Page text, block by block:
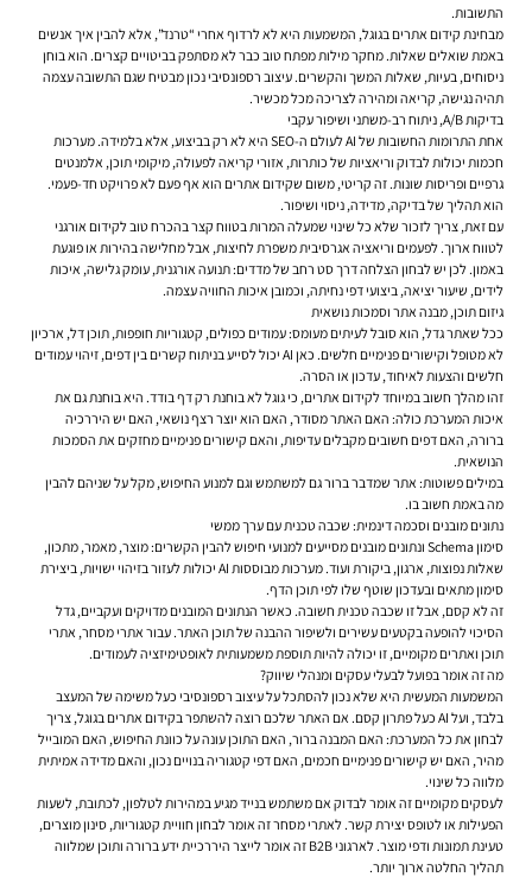
התשובות.
מבחינת קידום אתרים בגוגל, המשמעות היא לא לרדוף אחרי “טרנד”, אלא להבין איך אנשים
באמת שואלים שאלות. מחקר מילות מפתח טוב כבר לא מסתפק בביטויים קצרים. הוא בוחן
ניסוחים, בעיות, שאלות המשך והקשרים. עיצוב רספונסיבי נכון מבטיח שגם התשובה עצמה
תהיה נגישה, קריאה ומהירה לצריכה מכל מכשיר.
בדיקות A/B, ניתוח רב-משתני ושיפור עקבי
אחת התרומות החשובות של AI לעולם ה-SEO היא לא רק בביצוע, אלא בלמידה. מערכות
חכמות יכולות לבדוק וריאציות של כותרות, אזורי קריאה לפעולה, מיקומי תוכן, אלמנטים
גרפיים ופריסות שונות. זה קריטי, משום שקידום אתרים הוא אף פעם לא פרויקט חד-פעמי.
הוא תהליך של בדיקה, מדידה, ניסוי ושיפור.
עם זאת, צריך לזכור שלא כל שינוי שמעלה המרות בטווח קצר בהכרח טוב לקידום אורגני
לטווח ארוך. לפעמים וריאציה אגרסיבית משפרת לחיצות, אבל מחלישה בהירות או פוגעת
באמון. לכן יש לבחון הצלחה דרך סט רחב של מדדים: תנועה אורגנית, עומק גלישה, איכות
לידים, שיעור יציאה, ביצועי דפי נחיתה, וכמובן איכות החוויה עצמה.
גיזום תוכן, מבנה אתר וסמכות נושאית
ככל שאתר גדל, הוא סובל לעיתים מעומס: עמודים כפולים, קטגוריות חופפות, תוכן דל, ארכיון
לא מטופל וקישורים פנימיים חלשים. כאן AI יכול לסייע בניתוח קשרים בין דפים, זיהוי עמודים
חלשים והצעות לאיחוד, עדכון או הסרה.
זהו מהלך חשוב במיוחד לקידום אתרים, כי גוגל לא בוחנת רק דף בודד. היא בוחנת גם את
איכות המערכת כולה: האם האתר מסודר, האם הוא יוצר רצף נושאי, האם יש היררכיה
ברורה, האם דפים חשובים מקבלים עדיפות, והאם קישורים פנימיים מחזקים את הסמכות
הנושאית.
במילים פשוטות: אתר שמדבר ברור גם למשתמש וגם למנוע החיפוש, מקל על שניהם להבין
מה באמת חשוב בו.
נתונים מובנים וסכמה דינמית: שכבה טכנית עם ערך ממשי
סימון Schema ונתונים מובנים מסייעים למנועי חיפוש להבין הקשרים: מוצר, מאמר, מתכון,
שאלות נפוצות, ארגון, ביקורת ועוד. מערכות מבוססות AI יכולות לעזור בזיהוי ישויות, ביצירת
סימון מתאים ובעדכון שוטף שלו לפי תוכן הדף.
זה לא קסם, אבל זו שכבה טכנית חשובה. כאשר הנתונים המובנים מדויקים ועקביים, גדל
הסיכוי להופעה בקטעים עשירים ולשיפור ההבנה של תוכן האתר. עבור אתרי מסחר, אתרי
תוכן ואתרים מקומיים, זו יכולה להיות תוספת משמעותית לאופטימיזציה לעמודים.
מה זה אומר בפועל לבעלי עסקים ומנהלי שיווק?
המשמעות המעשית היא שלא נכון להסתכל על עיצוב רספונסיבי כעל משימה של המעצב
בלבד, ועל AI כעל פתרון קסם. אם האתר שלכם רוצה להשתפר בקידום אתרים בגוגל, צריך
לבחון את כל המערכת: האם המבנה ברור, האם התוכן עונה על כוונת החיפוש, האם המובייל
מהיר, האם יש קישורים פנימיים חכמים, האם דפי קטגוריה בנויים נכון, והאם מדידה אמיתית
מלווה כל שינוי.
לעסקים מקומיים זה אומר לבדוק אם משתמש בנייד מגיע במהירות לטלפון, לכתובת, לשעות
הפעילות או לטופס יצירת קשר. לאתרי מסחר זה אומר לבחון חוויית קטגוריות, סינון מוצרים,
טעינת תמונות ודפי מוצר. לארגוני B2B זה אומר לייצר היררכיית ידע ברורה ותוכן שמלווה
תהליך החלטה ארוך יותר.